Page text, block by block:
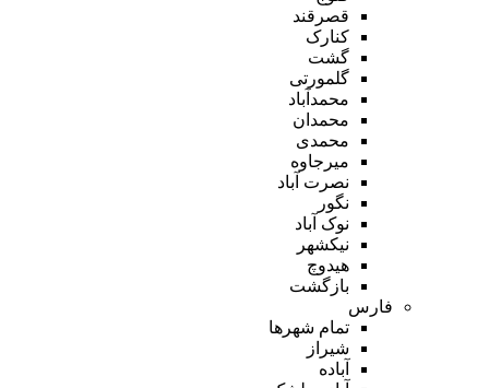
قصرقند
کنارک
گشت
گلمورتی
محمدآباد
محمدان
محمدی
میرجاوه
نصرت آباد
نگور
نوک آباد
نیکشهر
هیدوچ
بازگشت
فارس
تمام شهر‌ها
شیراز
آباده